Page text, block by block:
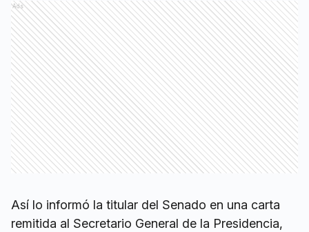
Ads
Así lo informó la titular del Senado en una carta
remitida al Secretario General de la Presidencia,